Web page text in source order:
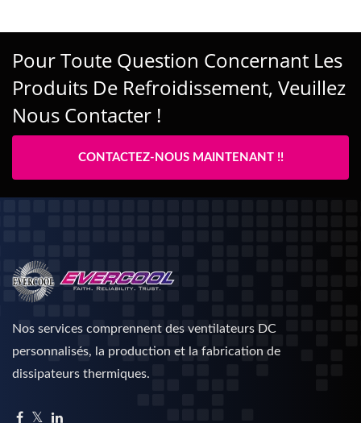
Pour Toute Question Concernant Les
Produits De Refroidissement, Veuillez
Nous Contacter !
CONTACTEZ-NOUS MAINTENANT !!
Nos services comprennent des ventilateurs DC
personnalisés, la production et la fabrication de
dissipateurs thermiques.